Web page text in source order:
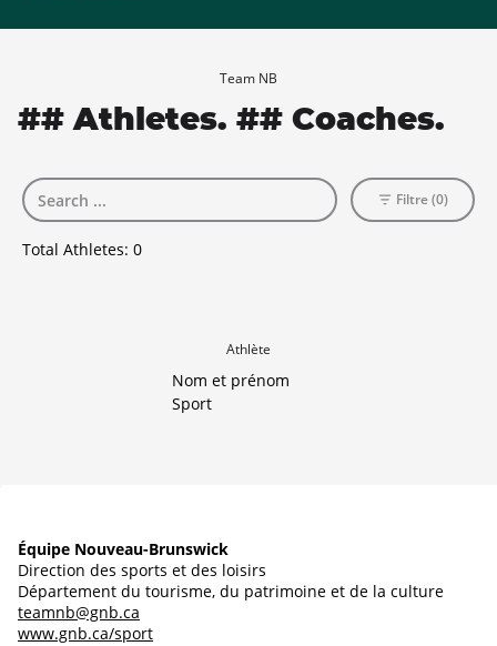
Team NB
## Athletes. ## Coaches.
Total Athletes: 0
Filtre (0)
Athlète
Nom et prénom
Sport
Équipe Nouveau-Brunswick
Direction des sports et des loisirs
Département du tourisme, du patrimoine et de la culture
teamnb@gnb.ca
www.gnb.ca/sport